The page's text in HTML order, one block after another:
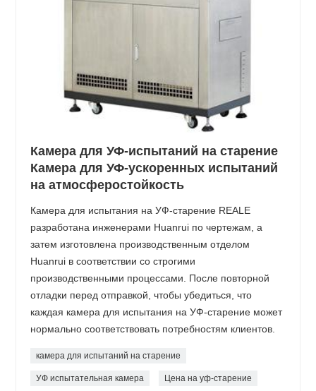
Камера для УФ-испытаний на старение
Камера для УФ-ускоренных испытаний
на атмосферостойкость
Камера для испытания на УФ-старение REALE
разработана инженерами Huanrui по чертежам, а
затем изготовлена ​​производственным отделом
Huanrui в соответствии со строгими
производственными процессами. После повторной
отладки перед отправкой, чтобы убедиться, что
каждая камера для испытания на УФ-старение может
нормально соответствовать потребностям клиентов.
камера для испытаний на старение
УФ испытательная камера Цена на уф-старение